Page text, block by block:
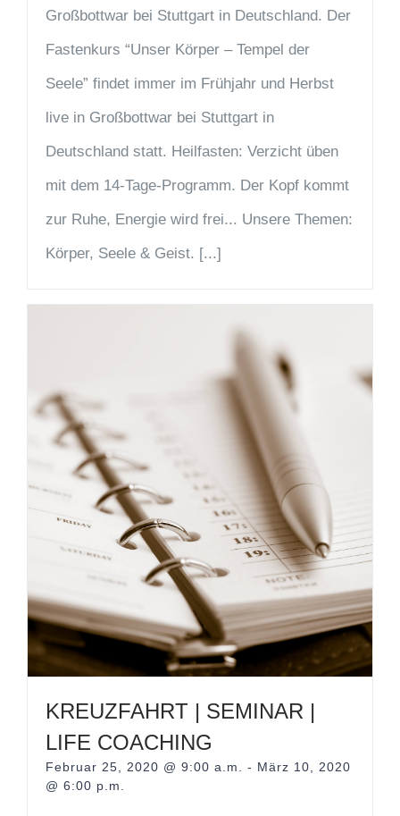
Großbottwar bei Stuttgart in Deutschland. Der
Fastenkurs “Unser Körper – Tempel der
Seele” findet immer im Frühjahr und Herbst
live in Großbottwar bei Stuttgart in
Deutschland statt. Heilfasten: Verzicht üben
mit dem 14-Tage-Programm. Der Kopf kommt
zur Ruhe, Energie wird frei... Unsere Themen:
Körper, Seele & Geist. [...]
KREUZFAHRT | SEMINAR |
LIFE COACHING
Februar 25, 2020 @ 9:00 a.m. - März 10, 2020
@ 6:00 p.m.